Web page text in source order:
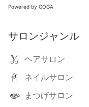
Powered by GOGA
サロンジャンル
ヘアサロン
ネイルサロン
まつげサロン